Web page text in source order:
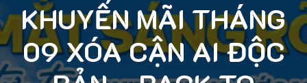
KHUYẾN MÃI THÁNG
09 XÓA CẬN AI ĐỘC